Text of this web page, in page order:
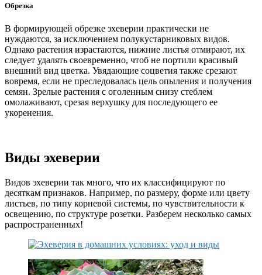
Обрезка
В формирующей обрезке эхеверии практически не
нуждаются, за исключением полукустарниковых видов.
Однако растения израстаются, нижние листья отмирают, их
следует удалять своевременно, чтоб не портили красивый
внешний вид цветка. Увядающие соцветия также срезают
вовремя, если не преследовалась цель опыления и получения
семян. Зрелые растения с оголенным снизу стеблем
омолаживают, срезая верхушку для последующего ее
укоренения.
Виды эхеверии
Видов эхеверии так много, что их классифицируют по
десяткам признаков. Например, по размеру, форме или цвету
листьев, по типу корневой системы, по чувствительности к
освещению, по структуре розетки. Разберем несколько самых
распространенных!